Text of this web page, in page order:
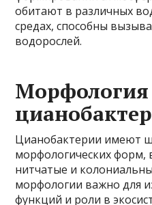
обитают в различных
средах, способны
водорослей.
Морфология
Цианобактерии имеют
морфологических форм,
нитчатые и
морфологии важно для
функций и роли в